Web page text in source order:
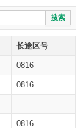
搜索
长途区号
0816
0816
0816